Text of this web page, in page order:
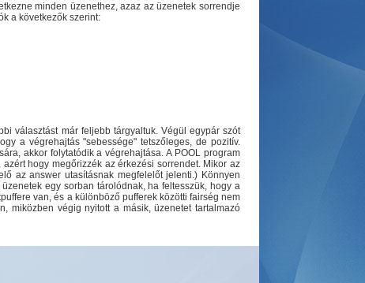
minden üzenethez, azaz az üzenetek sorrendje
a következők szerint:
választást már feljebb tárgyaltuk. Végül egypár szót
a végrehajtás "sebessége" tetszőleges, de pozitív.
akkor folytatódik a végrehajtása. A POOL program
hogy megőrizzék az érkezési sorrendet. Mikor az
az answer utasításnak megfelelőt jelenti.) Könnyen
egy sorban tárolódnak, ha feltesszük, hogy a
van, és a különböző pufferek közötti fairség nem
miközben végig nyitott a másik, üzenetet tartalmazó